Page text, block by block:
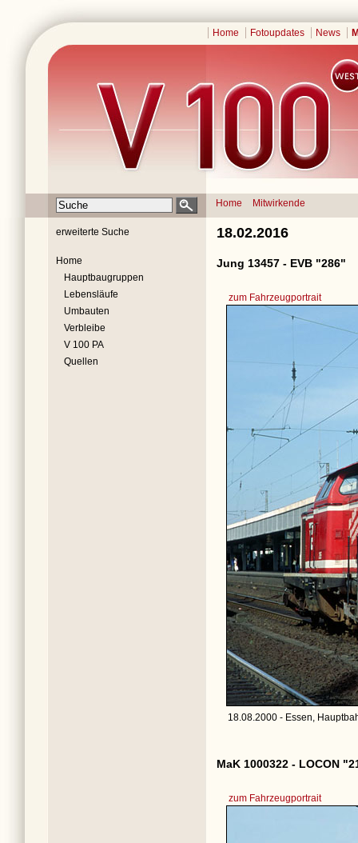
Home Fotoupdates News
Home Mitwirkende
erweiterte Suche
Home
Hauptbaugruppen
Lebensläufe
Umbauten
Verbleibe
V 100 PA
Quellen
18.02.2016
Jung 13457 - EVB "286"
zum Fahrzeugportrait
18.08.2000 - Essen,
MaK 1000322 - LOCON
zum Fahrzeugportrait